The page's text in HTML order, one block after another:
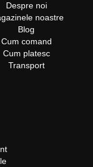
Despre noi
noastre
Blog
Cum comand
Cum platesc
Transport